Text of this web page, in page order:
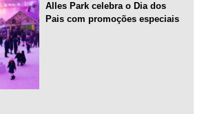
Alles Park celebra o Dia dos
Pais com promoções especiais